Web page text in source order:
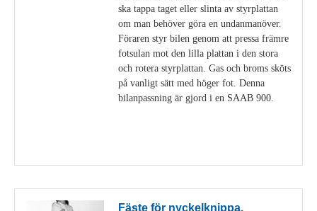
ska tappa taget eller slinta av styrplattan
om man behöver göra en undanmanöver.
Föraren styr bilen genom att pressa främre
fotsulan mot den lilla plattan i den stora
och rotera styrplattan. Gas och broms sköts
på vanligt sätt med höger fot. Denna
bilanpassning är gjord i en SAAB 900.
Fäste för nyckelknippa.